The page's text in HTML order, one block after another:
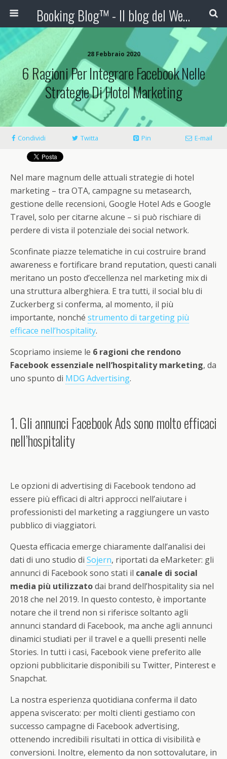
Booking Blog™ - Il blog del Web Marketing Turistico
28 Febbraio 2020
6 Ragioni Per Integrare Facebook Nelle
Strategie Di Hotel Marketing
Condividi Twitta Pin E-mail
Nel mare magnum delle attuali strategie di hotel
marketing – tra OTA, campagne su metasearch,
gestione delle recensioni, Google Hotel Ads e Google
Travel, solo per citarne alcune – si può rischiare di
perdere di vista il potenziale dei social network.
Sconfinate piazze telematiche in cui costruire brand
awareness e fortificare brand reputation, questi canali
meritano un posto d’eccellenza nel marketing mix di
una struttura alberghiera. E tra tutti, il social blu di
Zuckerberg si conferma, al momento, il più
importante, nonché strumento di targeting più
efficace nell’hospitality.
Scopriamo insieme le 6 ragioni che rendono
Facebook essenziale nell’hospitality marketing, da
uno spunto di MDG Advertising.
1. Gli annunci Facebook Ads sono molto efficaci
nell’hospitality
Le opzioni di advertising di Facebook tendono ad
essere più efficaci di altri approcci nell’aiutare i
professionisti del marketing a raggiungere un vasto
pubblico di viaggiatori.
Questa efficacia emerge chiaramente dall’analisi dei
dati di uno studio di Sojern, riportati da eMarketer: gli
annunci di Facebook sono stati il canale di social
media più utilizzatodai brand dell’hospitality sia nel
2018 che nel 2019. In questo contesto, è importante
notare che il trend non si riferisce soltanto agli
annunci standard di Facebook, ma anche agli annunci
dinamici studiati per il travel e a quelli presenti nelle
Stories. In tutti i casi, Facebook viene preferito alle
opzioni pubblicitarie disponibili su Twitter, Pinterest e
Snapchat.
La nostra esperienza quotidiana conferma il dato
appena sviscerato: per molti clienti gestiamo con
successo campagne di Facebook advertising,
ottenendo incredibili risultati in ottica di visibilità e
conversioni. Inoltre, elemento da non sottovalutare, in